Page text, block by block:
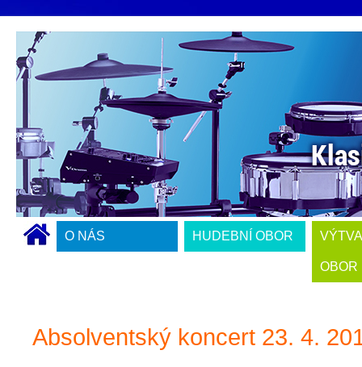
O NÁS HUDEBNÍ OBOR
OBOR
Absolventský koncert 23. 4.